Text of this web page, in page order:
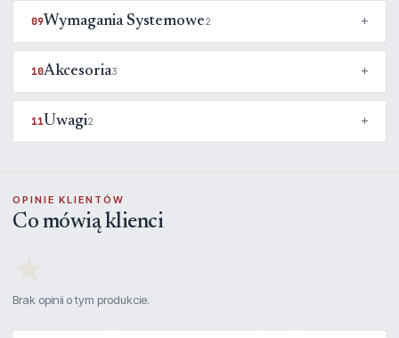
09Wymagania Systemowe2
10Akcesoria3
11Uwagi2
OPINIE KLIENTÓW
Co mówią klienci
Brak opinii o tym produkcie.